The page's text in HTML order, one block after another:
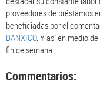
proveedores de préstamos
beneficiadas por el
BANXICO. Y así en medio
fin de semana.
Commentarios: